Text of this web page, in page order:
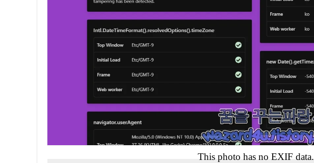
This photo has no EXIF data.